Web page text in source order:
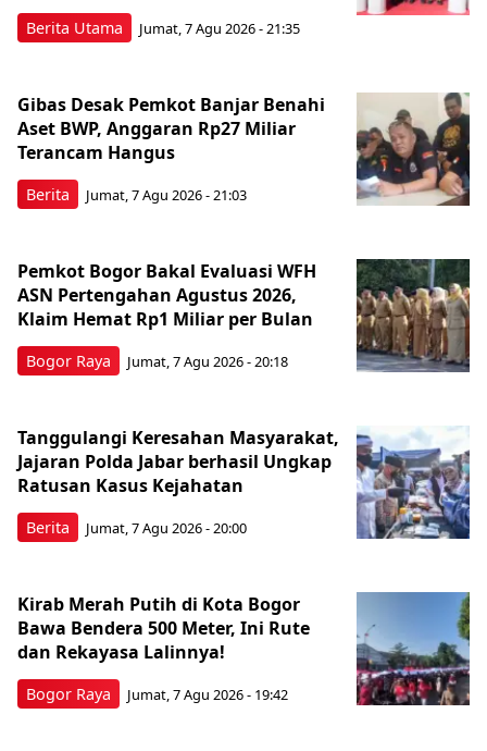
Berita Utama Jumat, 7 Agu 2026 - 21:35
Berita
Gibas Desak Pemkot Banjar Benahi
Aset BWP, Anggaran Rp27 Miliar
Terancam Hangus
Jumat, 7 Agu 2026 - 21:03
Bogor Raya
Pemkot Bogor Bakal Evaluasi WFH
ASN Pertengahan Agustus 2026,
Klaim Hemat Rp1 Miliar per Bulan
Jumat, 7 Agu 2026 - 20:18
Berita
Tanggulangi Keresahan Masyarakat,
Jajaran Polda Jabar berhasil Ungkap
Ratusan Kasus Kejahatan
Jumat, 7 Agu 2026 - 20:00
Bogor Raya
Kirab Merah Putih di Kota Bogor
Bawa Bendera 500 Meter, Ini Rute
dan Rekayasa Lalinnya!
Jumat, 7 Agu 2026 - 19:42